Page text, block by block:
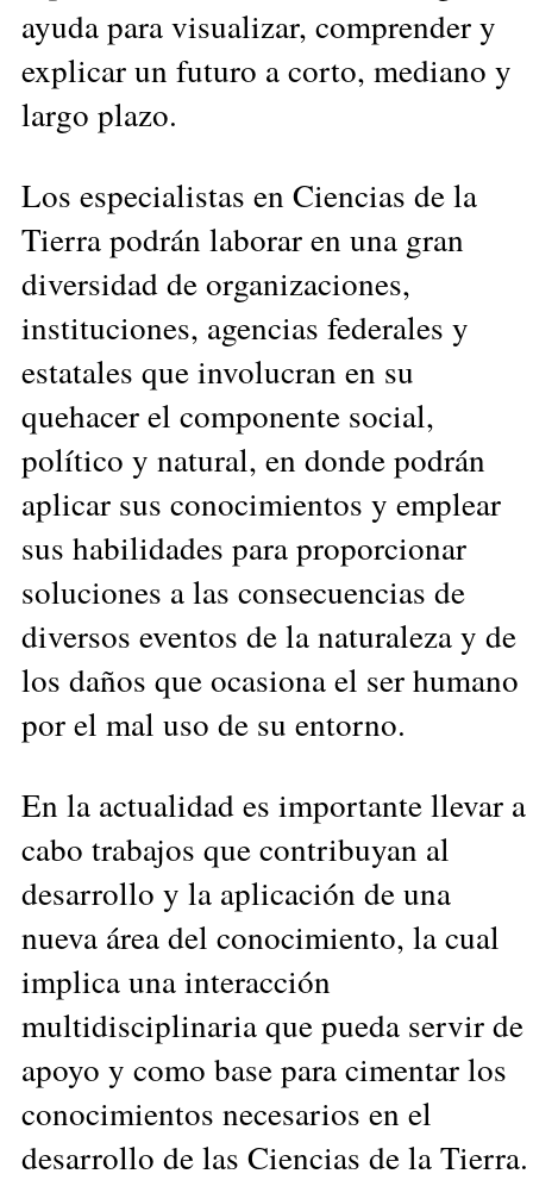
ayuda para visualizar, comprender y
explicar un futuro a corto, mediano y
largo plazo.
Los especialistas en Ciencias de la
Tierra podrán laborar en una gran
diversidad de organizaciones,
instituciones, agencias federales y
estatales que involucran en su
quehacer el componente social,
político y natural, en donde podrán
aplicar sus conocimientos y emplear
sus habilidades para proporcionar
soluciones a las consecuencias de
diversos eventos de la naturaleza y de
los daños que ocasiona el ser humano
por el mal uso de su entorno.
En la actualidad es importante llevar a
cabo trabajos que contribuyan al
desarrollo y la aplicación de una
nueva área del conocimiento, la cual
implica una interacción
multidisciplinaria que pueda servir de
apoyo y como base para cimentar los
conocimientos necesarios en el
desarrollo de las Ciencias de la Tierra.